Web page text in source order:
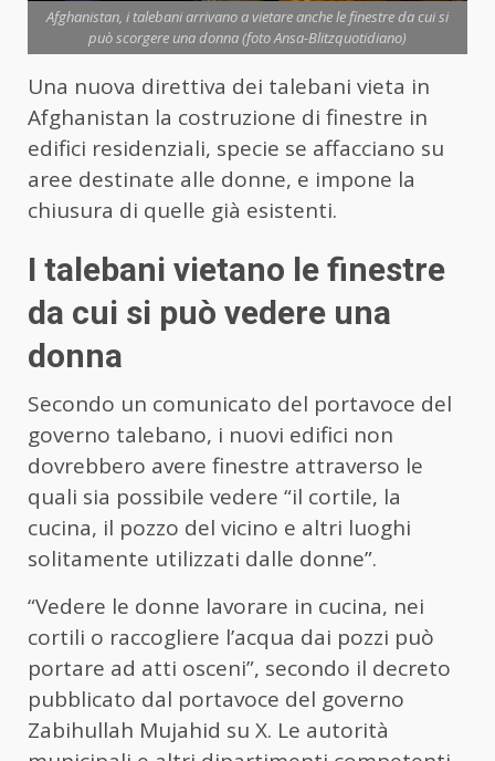
Afghanistan, i talebani arrivano a vietare anche le finestre da cui si
può scorgere una donna (foto Ansa-Blitzquotidiano)
Una nuova direttiva dei talebani vieta in
Afghanistan la costruzione di finestre in
edifici residenziali, specie se affacciano su
aree destinate alle donne, e impone la
chiusura di quelle già esistenti.
I talebani vietano le finestre
da cui si può vedere una
donna
Secondo un comunicato del portavoce del
governo talebano, i nuovi edifici non
dovrebbero avere finestre attraverso le
quali sia possibile vedere “il cortile, la
cucina, il pozzo del vicino e altri luoghi
solitamente utilizzati dalle donne”.
“Vedere le donne lavorare in cucina, nei
cortili o raccogliere l’acqua dai pozzi può
portare ad atti osceni”, secondo il decreto
pubblicato dal portavoce del governo
Zabihullah Mujahid su X. Le autorità